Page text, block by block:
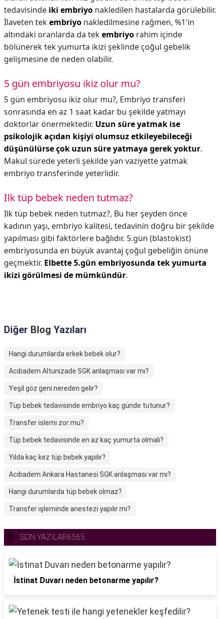
tedavisinde iki embriyo nakledilen hastalarda görülebilir.
İlaveten tekembriyo nakledilmesine rağmen, %1'in
altındaki oranlarda da tekembriyo rahim içinde
bölünerek tek yumurta ikizi şeklinde çoğul gebelik
gelişmesine de neden olabilir.
5 gün embriyosu ikiz olur mu?
5 gün embriyosu ikiz olur mu?, Embriyo transferi
sonrasında en az 1 saat kadar bu şekilde yatmayı
doktorlar önermektedir. Uzun süre yatmak ise
psikolojik açıdan kişiyi olumsuz etkileyebileceği
düşünülürse çok uzun süre yatmaya gerek yoktur.
Makul sürede yeterli şekilde yan vaziyette yatmak
embriyo transferinde yeterlidir.
Ilk tüp bebek neden tutmaz?
Ilk tüp bebek neden tutmaz?, Bu her şeyden önce
kadının yaşı, embriyo kalitesi, tedavinin doğru bir şekilde
yapılması gibi faktörlere bağlıdır. 5.gün (blastokist)
embriyosunda en büyük avantaj çoğul gebeliğin önüne
geçmektir. Elbette 5.gün embriyosunda tek yumurta
ikizi görülmesi de mümkündür.
Diğer Blog Yazıları
Hangi durumlarda erkek bebek olur?
Acıbadem Altunizade SGK anlaşması var mı?
Yeşil göz geni nereden gelir?
Tüp bebek tedavisinde embriyo kaç günde tutunur?
Transfer islemi zor mu?
Tüp bebek tedavisinde en az kaç yumurta olmalı?
Yılda kaç kez tüp bebek yapılır?
Acıbadem Ankara Hastanesi SGK anlaşması var mı?
Hangi durumlarda tüp bebek olmaz?
Transfer işleminde anestezi yapılır mı?
SON YAZILAR6565
İstinat Duvarı neden betonarme yapılır?